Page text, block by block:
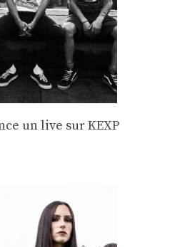
un live sur KEXP